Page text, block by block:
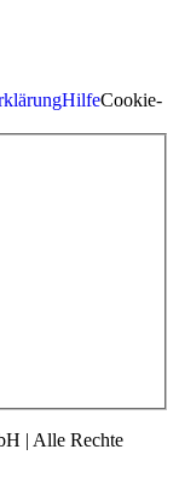
HilfeCookie-
| Alle Rechte